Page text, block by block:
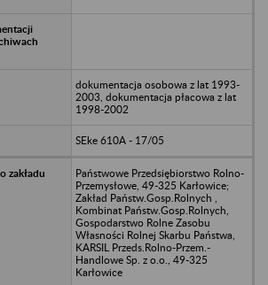
dokumentacja osobowa z lat 1993-
2003, dokumentacja płacowa z lat
1998-2002
SEke 610A - 17/05
Państwowe Przedsiębiorstwo Rolno-
Przemysłowe, 49-325 Karłowice;
Zakład Państw.Gosp.Rolnych ,
Kombinat Państw.Gosp.Rolnych,
Gospodarstwo Rolne Zasobu
Własności Rolnej Skarbu Państwa,
KARSIL Przeds.Rolno-Przem.-
Handlowe Sp. z o.o., 49-325
Karłowice